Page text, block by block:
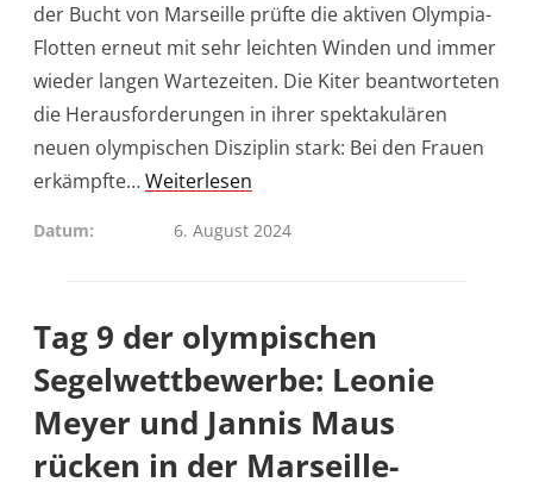
der Bucht von Marseille prüfte die aktiven Olympia-
Flotten erneut mit sehr leichten Winden und immer
wieder langen Wartezeiten. Die Kiter beantworteten
die Herausforderungen in ihrer spektakulären
neuen olympischen Disziplin stark: Bei den Frauen
erkämpfte…Weiterlesen
Datum 6. August 2024
Tag 9 der olympischen
Segelwettbewerbe: Leonie
Meyer und Jannis Maus
rücken in der Marseille-